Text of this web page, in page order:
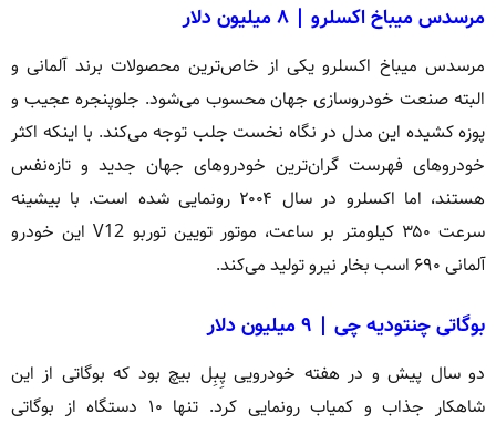
مرسدس میباخ اکسلرو | ۸ میلیون دلار
مرسدس میباخ اکسلرو یکی از خاص‌ترین محصولات برند آلمانی و
البته صنعت خودروسازی جهان محسوب می‌شود. جلوپنجره عجیب و
پوزه کشیده این مدل در نگاه نخست جلب توجه می‌کند. با اینکه اکثر
خودروهای فهرست گران‌ترین خودروهای جهان جدید و تازه‌نفس
هستند، اما اکسلرو در سال ۲۰۰۴ رونمایی شده است. با بیشینه
سرعت ۳۵۰ کیلومتر بر ساعت، موتور تویین توربو V12 این خودرو
آلمانی ۶۹۰ اسب بخار نیرو تولید می‌کند.
بوگاتی چنتودیه چی | ۹ میلیون دلار
دو سال پیش و در هفته خودرویی پِبِل بیچ بود که بوگاتی از این
شاهکار جذاب و کمیاب رونمایی کرد. تنها ۱۰ دستگاه از بوگاتی